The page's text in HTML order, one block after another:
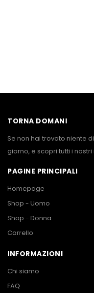
TORNA DOMANI
Se non hai trovato niente
giorno, e scopri tutti i
PAGINE PRINCIPALI
Homepage
Shop - Uomo
Shop - Donna
Carrello
INFORMAZIONI
Chi siamo
FAQ